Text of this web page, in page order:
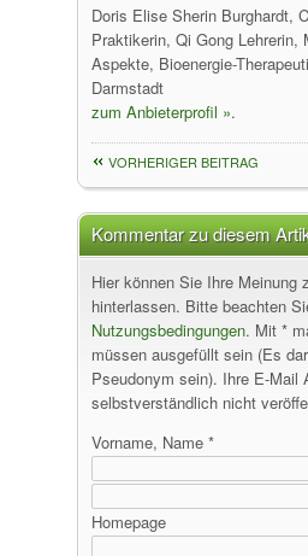
Doris Elise Sherin Burghardt,
Praktikerin, Qi Gong Lehrerin,
Aspekte, Bioenergie-
Darmstadt
zum Anbieterprofil ».
VORHERIGER BEITRAG
Kommentar zu diesem
Hier können Sie Ihre Meinung
hinterlassen. Bitte beachten
Nutzungsbedingungen. Mit *
müssen ausgefüllt sein (Es
Pseudonym sein). Ihre E-Mail
selbstverständlich nicht
Vorname, Name *
Homepage